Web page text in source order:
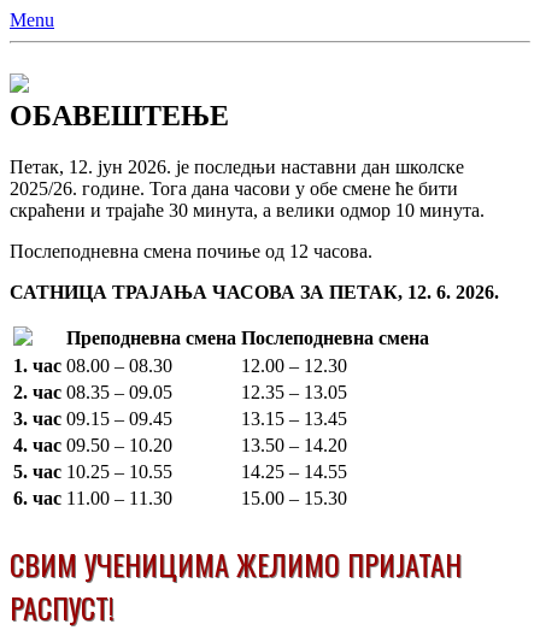
Menu
ОБАВЕШТЕЊЕ
Петак, 12. јун 2026. је последњи наставни дан школске
2025/26. године. Тога дана часови у обе смене ће бити
скраћени и трајаће 30 минута, а велики одмор 10 минута.
Послеподневна смена почиње од 12 часова.
САТНИЦА ТРАЈАЊА ЧАСОВА ЗА ПЕТАК, 12. 6. 2026.
Преподневна смена Послеподневна смена
1. час 08.00 – 08.30
12.00 – 12.30
2. час 08.35 – 09.05
12.35 – 13.05
3. час 09.15 – 09.45
13.15 – 13.45
4. час 09.50 – 10.20
13.50 – 14.20
5. час 10.25 – 10.55
14.25 – 14.55
6. час 11.00 – 11.30 15.00 – 15.30
СВИМ УЧЕНИЦИМА ЖЕЛИМО ПРИЈАТАН
РАСПУСТ!